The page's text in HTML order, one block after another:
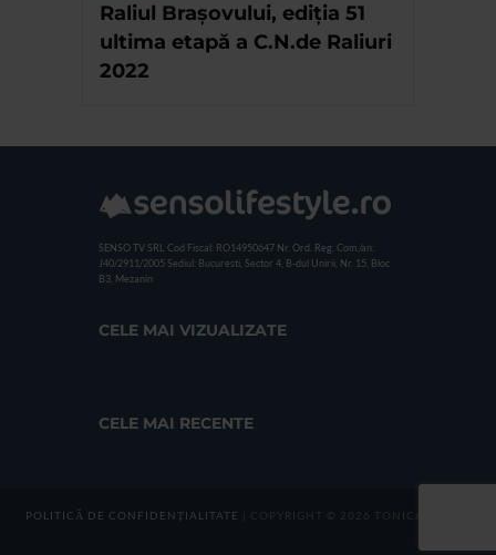
Raliul Brașovului, ediția 51
ultima etapă a C.N.de Raliuri
2022
SENSO TV SRL Cod Fiscal: RO14950647 Nr. Ord. Reg. Com./an:
J40/2911/2005 Sediul: Bucuresti, Sector 4, B-dul Unirii, Nr. 15, Bloc
B3, Mezanin
CELE MAI VIZUALIZATE
CELE MAI RECENTE
POLITICĂ DE CONFIDENȚIALITATE | COPYRIGHT © 2026 TONICA GROUP